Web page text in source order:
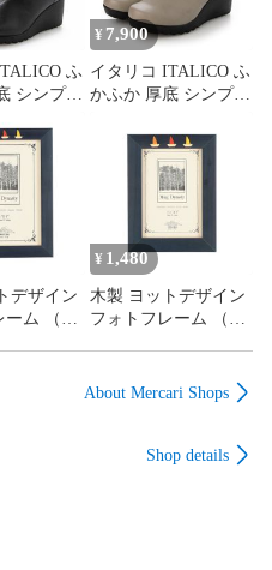
ふ
シンプル
ーツ
ラック）
¥ 7,900
イタリコ ITALICO ふ
かふか 厚底 シンプル
ショートブーツ
（69it600 ライトグレ
デザイン
ム （ヨ
¥ 1,480
木製 ヨットデザイン
フォトフレーム （ヨ
About Mercari Shops
Shop details